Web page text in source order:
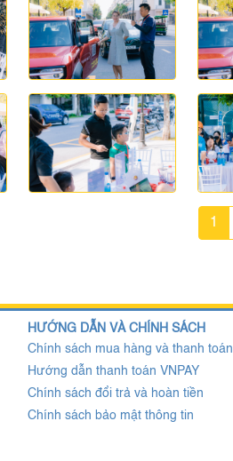
1
HƯỚNG DẪN VÀ CHÍNH SÁCH
Chính sách mua hàng và thanh toán
Hướng dẫn thanh toán VNPAY
Chính sách đổi trả và hoàn tiền
Chính sách bảo mật thông tin